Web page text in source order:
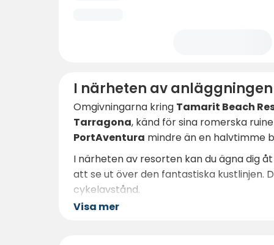
I närheten av anläggningen
Omgivningarna kring Tamarit Beach
Tarragona, känd för sina romerska
PortAventura mindre än en halvtimme
I närheten av resorten kan du ägna dig
att se ut över den fantastiska kustlinjen.
cykelavstånd.
Visa mer